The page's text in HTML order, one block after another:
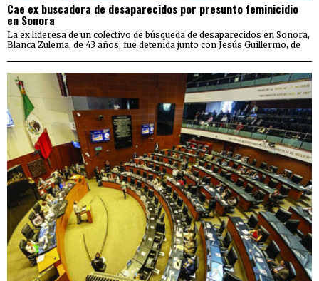
Cae ex buscadora de desaparecidos por presunto feminicidio
en Sonora
La ex lideresa de un colectivo de búsqueda de desaparecidos en Sonora,
Blanca Zulema, de 43 años, fue detenida junto con Jesús Guillermo, de